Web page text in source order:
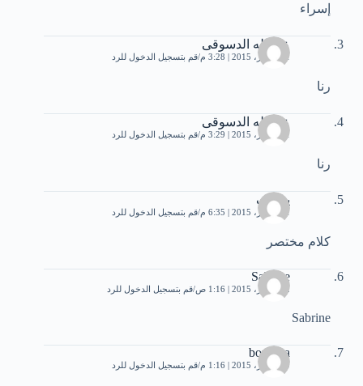
إسراء
عبدالله الدسوقى
11 أكتوبر، 2015 | 3:28 م قم بتسجيل الدخول للرد
رنا
عبدالله الدسوقى
11 أكتوبر، 2015 | 3:29 م قم بتسجيل الدخول للرد
رنا
يوسف
11 أكتوبر، 2015 | 6:35 م قم بتسجيل الدخول للرد
كلام مختصر
Sabrine
12 أكتوبر، 2015 | 1:16 ص قم بتسجيل الدخول للرد
Sabrine
bouchra
29 أكتوبر، 2015 | 1:16 م قم بتسجيل الدخول للرد